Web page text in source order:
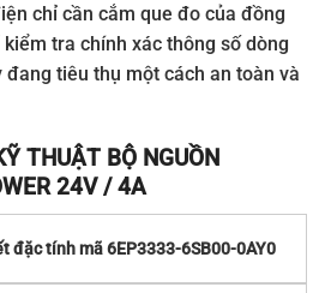
chỉ cần cắm que đo của đồng
tra chính xác thông số dòng
tiêu thụ một cách an toàn và
THUẬT BỘ NGUỒN
24V / 4A
đặc tính mã 6EP3333-6SB00-0AY0